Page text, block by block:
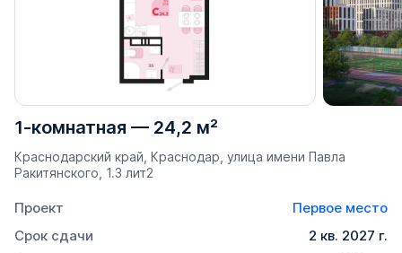
1-комнатная — 24,2 м²
Краснодарский край, Краснодар, улица имени Павла
Ракитянского, 1.3 лит2
Проект
Первое место
Срок сдачи
2 кв. 2027 г.